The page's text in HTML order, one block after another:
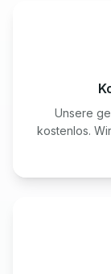
Unsere
kostenlos.